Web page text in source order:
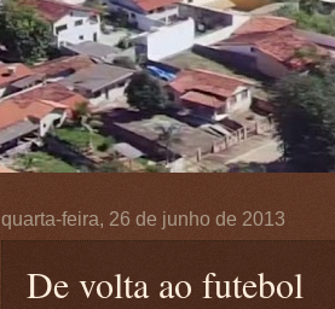
quarta-feira, 26 de junho de 2013
De volta ao futebol